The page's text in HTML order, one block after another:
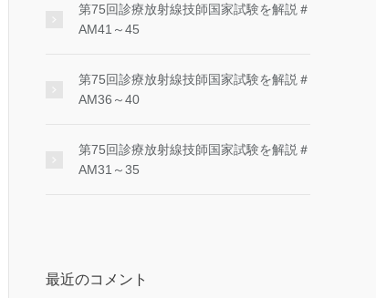
第75回診療放射線技師国家試験を解説＃
AM41～45
第75回診療放射線技師国家試験を解説＃
AM36～40
第75回診療放射線技師国家試験を解説＃
AM31～35
最近のコメント